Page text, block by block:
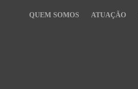
QUEM SOMOS ATUAÇÃO